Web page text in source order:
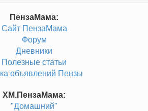
ПензаМама:
Сайт ПензаМама
Форум
Дневники
Полезные статьи
объявлений Пензы
ХМ.ПензаМама:
"Домашний"